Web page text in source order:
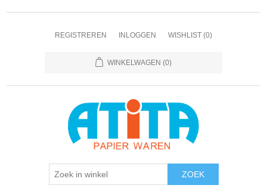
REGISTREREN INLOGGEN WISHLIST (0)
WINKELWAGEN (0)